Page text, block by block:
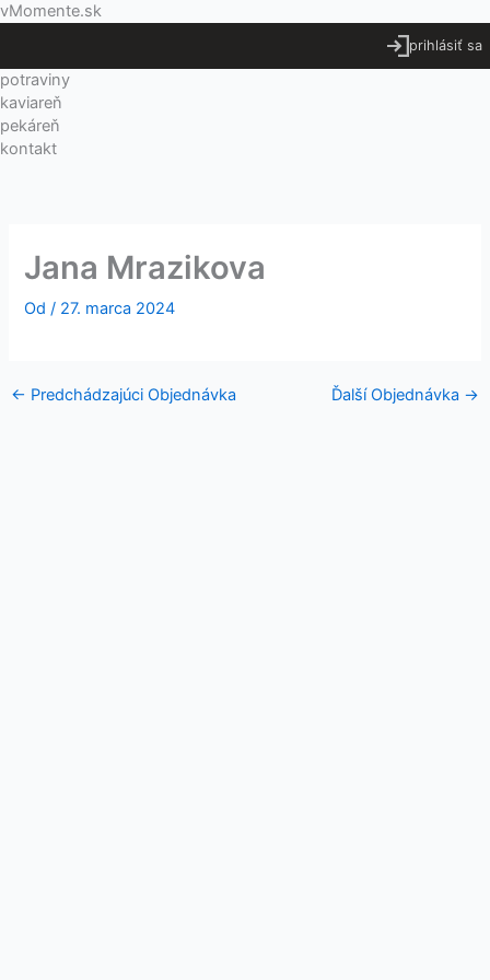
Preskočiť
vMomente.sk
prihlásiť sa
Menu
potraviny
kaviareň
pekáreň
kontakt
Jana Mrazikova
Od / 27. marca 2024
← Predchádzajúci Objednávka Ďalší Objednávka →